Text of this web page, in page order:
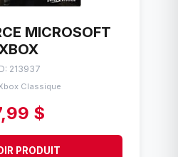
MICROSOFT
213937
Classique
$
PRODUIT